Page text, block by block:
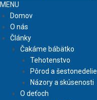
MENU
Domov
O nás
Články
Čakáme bábätko
Tehotenstvo
Pôrod a šestonedelie
Názory a skúsenosti
O deťoch